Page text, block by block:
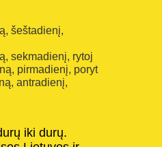
šeštadienį,
sekmadienį, rytoj
pirmadienį, poryt
antradienį,
iki durų.